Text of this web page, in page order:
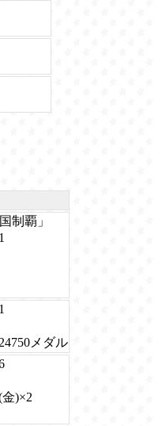
制覇」
メダル
)×2